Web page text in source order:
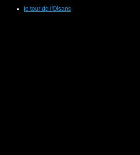
le tour de l'Oisans